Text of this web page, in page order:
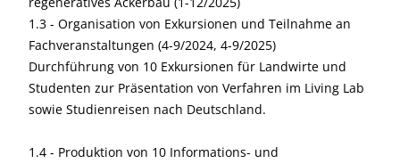
1.3 - Organisation von Exkursionen und Teilnahme an
Fachveranstaltungen (4-9/2024, 4-9/2025)
Durchführung von 10 Exkursionen für Landwirte und
Studenten zur Präsentation von Verfahren im Living Lab
sowie Studienreisen nach Deutschland.
1.4 - Produktion von 10 Informations- und